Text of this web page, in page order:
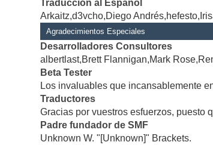
Traducción al Español
Arkaitz,d3vcho,Diego
Agradecimientos Especiales
Desarrolladores Consultores
albertlast,Brett Flannigan,Mark
Beta Tester
Los invaluables que incansablemente
Traductores
Gracias por vuestros esfuerzos, puesto
Padre fundador de SMF
Unknown W. "[Unknown]" Brackets.